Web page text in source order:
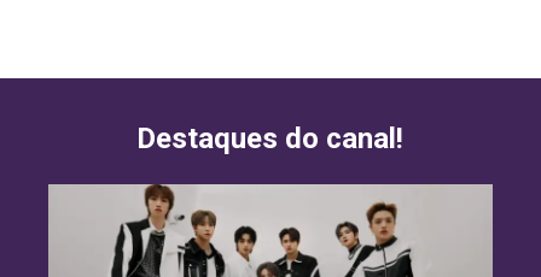
Destaques do canal!